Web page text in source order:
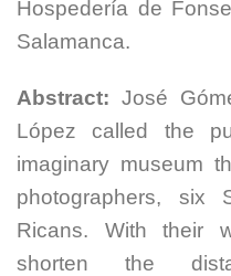
Hospedería de
Salamanca.
Abstract: José
López called the
imaginary museum
photographers, six
Ricans. With their
shorten the